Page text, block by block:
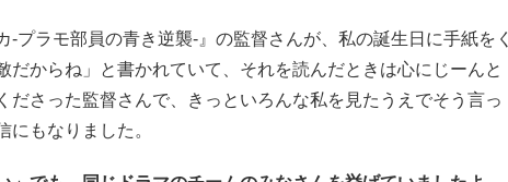
プラモ部員の青き逆襲-』の監督さんが、私の誕生日に手紙をく
だからね」と書かれていて、それを読んだときは心にじーんと
ださった監督さんで、きっといろんな私を見たうえでそう言っ
もなりました。